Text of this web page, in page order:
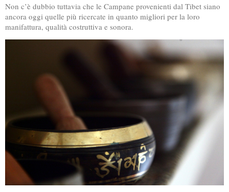
Non c’è dubbio tuttavia che le Campane provenienti dal Tibet siano
ancora oggi quelle più ricercate in quanto migliori per la loro
manifattura, qualità costruttiva e sonora.